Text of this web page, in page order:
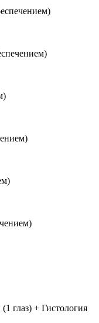
глаз) + Гистология